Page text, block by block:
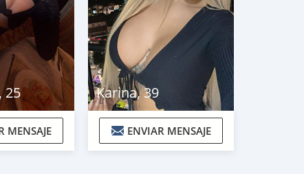
,25
MENSAJE
Karina,39
ENVIAR MENSAJE